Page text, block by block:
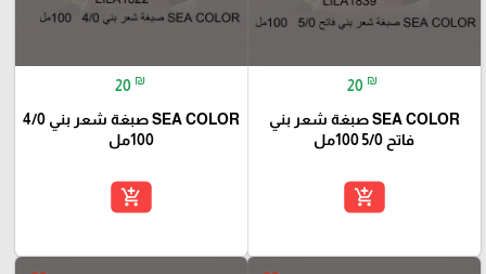
20 ₪
SEA COLOR صبغة شعر بني
فاتح 5/0 100مل
add_shopping_cart
20 ₪
SEA COLOR صبغة شعر بني 4/0
100مل
add_shopping_cart